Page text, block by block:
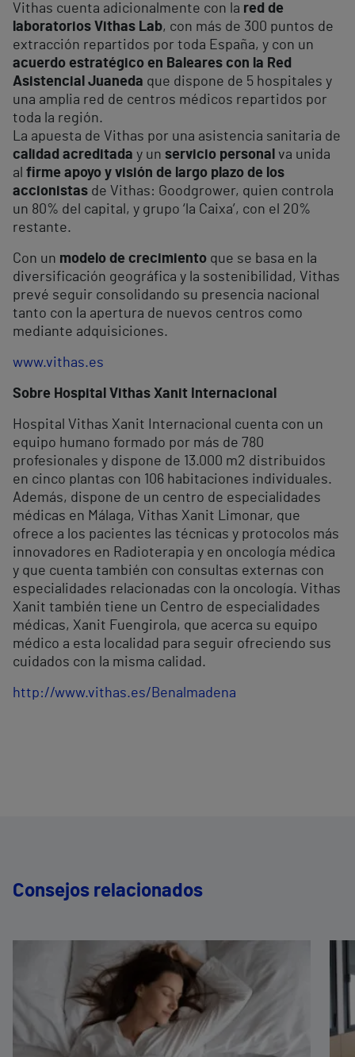
Vithas cuenta adicionalmente con la red de
laboratorios Vithas Lab, con más de 300 puntos de
extracción repartidos por toda España, y con un
acuerdo estratégico en Baleares con la Red
Asistencial Juaneda que dispone de 5 hospitales y
una amplia red de centros médicos repartidos por
toda la región.
La apuesta de Vithas por una asistencia sanitaria de
calidad acreditada y un servicio personal va unida
al firme apoyo y visión de largo plazo de los
accionistas de Vithas: Goodgrower, quien controla
un 80% del capital, y grupo ‘la Caixa’, con el 20%
restante.
Con un modelo de crecimiento que se basa en la
diversificación geográfica y la sostenibilidad, Vithas
prevé seguir consolidando su presencia nacional
tanto con la apertura de nuevos centros como
mediante adquisiciones.
www.vithas.es
Sobre Hospital Vithas Xanit Internacional
Hospital Vithas Xanit Internacional cuenta con un
equipo humano formado por más de 780
profesionales y dispone de 13.000 m2 distribuidos
en cinco plantas con 106 habitaciones individuales.
Además, dispone de un centro de especialidades
médicas en Málaga, Vithas Xanit Limonar, que
ofrece a los pacientes las técnicas y protocolos más
innovadores en Radioterapia y en oncología médica
y que cuenta también con consultas externas con
especialidades relacionadas con la oncología. Vithas
Xanit también tiene un Centro de especialidades
médicas, Xanit Fuengirola, que acerca su equipo
médico a esta localidad para seguir ofreciendo sus
cuidados con la misma calidad.
http://www.vithas.es/Benalmadena
Consejos relacionados